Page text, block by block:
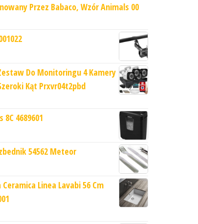
Przez Babaco, Wzór Animals 00
Do Monitoringu 4 Kamery
Kąt Prxvr04t2pbd
8C 4689601
54562 Meteor
Linea Lavabi 56 Cm